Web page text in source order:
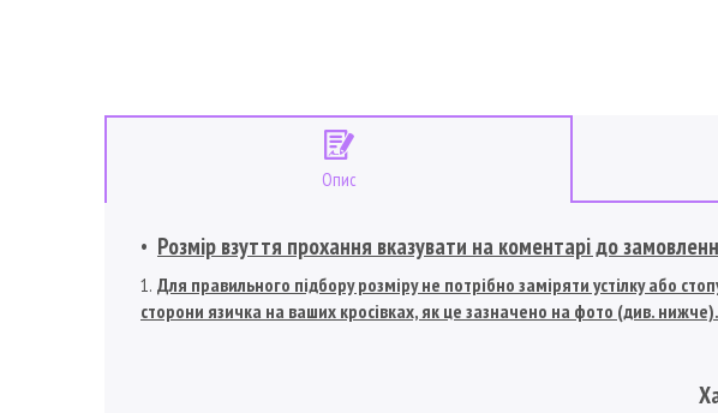
Опис
Розмір взуття прохання вказувати на коментарі до
Для правильного підбору розміру не потрібно заміряти устілку або
сторони язичка на ваших кросівках, як це зазначено на фото (див. нижче).